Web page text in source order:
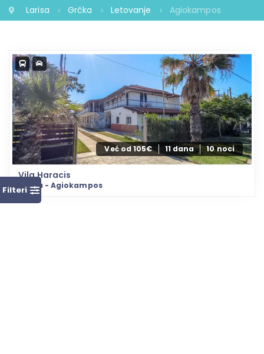
Larisa Grčka Letovanje Agiokampos
Filteri
Već od 105€ 11 dana 10 noci
Vila Haracis
Larisa - Agiokampos